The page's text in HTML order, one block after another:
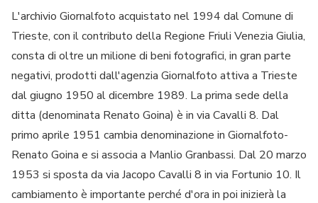
L'archivio Giornalfoto acquistato nel 1994 dal Comune di
Trieste, con il contributo della Regione Friuli Venezia Giulia,
consta di oltre un milione di beni fotografici, in gran parte
negativi, prodotti dall'agenzia Giornalfoto attiva a Trieste
dal giugno 1950 al dicembre 1989. La prima sede della
ditta (denominata Renato Goina) è in via Cavalli 8. Dal
primo aprile 1951 cambia denominazione in Giornalfoto-
Renato Goina e si associa a Manlio Granbassi. Dal 20 marzo
1953 si sposta da via Jacopo Cavalli 8 in via Fortunio 10. Il
cambiamento è importante perché d'ora in poi inizierà la